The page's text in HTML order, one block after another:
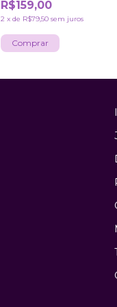
R$159,00
2 x de R$79,50 sem juros